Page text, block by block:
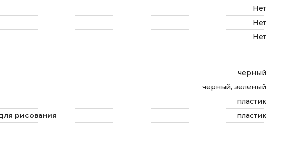
Нет
Нет
Нет
черный
черный, зеленый
пластик
рисования
пластик